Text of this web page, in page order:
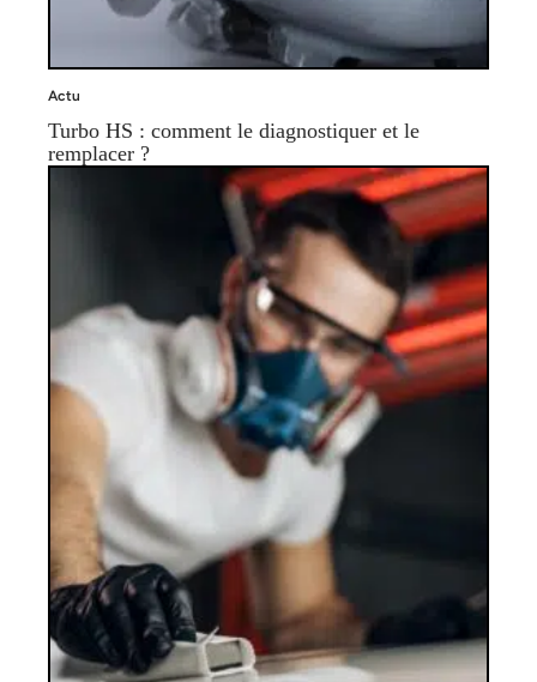
Actu
Turbo HS : comment le diagnostiquer et le
remplacer ?